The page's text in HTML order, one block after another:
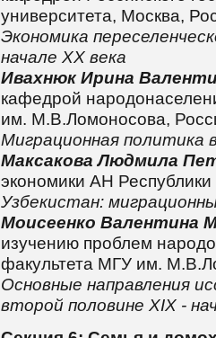
университета, Москва,
Экономика
начале XX века
Ивахнюк Ирина
кафедрой
им. М.В.Ломоносова,
Миграционная политика
Максакова Людмила
экономики АН Республики
Узбекистан:
Моисеенко Валентина
изучению проблем
факультета МГУ им.
Основные направления
второй половине XIX -